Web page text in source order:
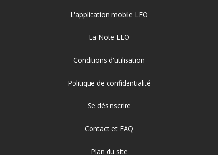
L'application mobile LEO
La Note LEO
Conditions d'utilisation
Politique de confidentialité
Se désinscrire
Contact et FAQ
Plan du site